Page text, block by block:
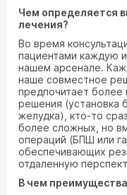
Чем определяется
лечения?
Во время
пациентами каждую
нашем арсенале.
наше совместное
предпочитает
решения (установка
желудка), кто-то
более сложных, но
операций (БПШ или
обеспечивающих
отдаленную
В чем